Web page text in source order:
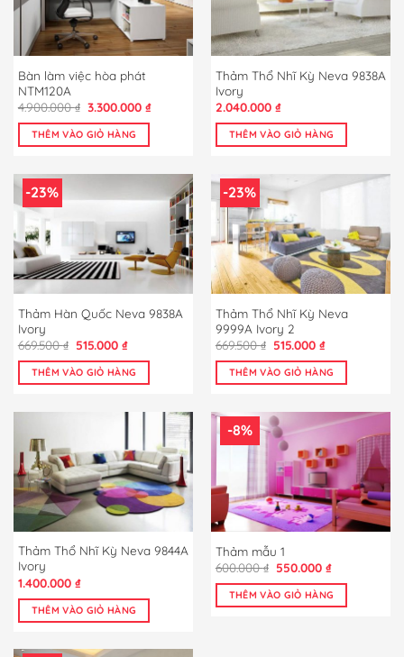
Bàn làm việc hòa phát
NTM120A
4.900.000₫ Giá
là:
4.900.000 ₫.
3.300.000 ₫Giá
THÊM VÀO GIỎ HÀNG
Thảm Thổ Nhĩ Kỳ Neva 9838A
Ivory
2.040.000 ₫
THÊM VÀO GIỎ HÀNG
-23%
Thảm Hàn Quốc Neva 9838A
Ivory
669.500₫ Giá
là:
669.500 ₫.
515.000 ₫Giá
tại
là:
THÊM VÀO GIỎ HÀNG
-23%
Thảm Thổ Nhĩ Kỳ Neva
9999A Ivory 2
669.500₫ Giá
là:
669.500 ₫.
515.000 ₫Giá
tại
là:
THÊM VÀO GIỎ HÀNG
Thảm Thổ Nhĩ Kỳ Neva 9844A
Ivory
1.400.000 ₫
THÊM VÀO GIỎ HÀNG
-8%
Thảm mẫu 1
600.000₫ Giá
là:
600.000 ₫.
550.000 ₫Giá
tại
là:
THÊM VÀO GIỎ HÀNG